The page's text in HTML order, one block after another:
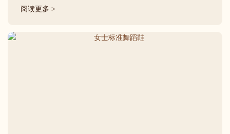
阅读更多 >